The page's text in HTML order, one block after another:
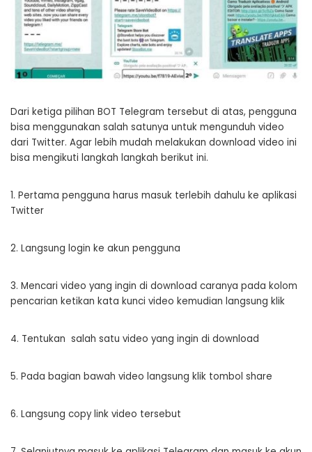
Dari ketiga pilihan BOT Telegram tersebut di atas, pengguna
bisa menggunakan salah satunya untuk mengunduh video
dari Twitter. Agar lebih mudah melakukan download video ini
bisa mengikuti langkah langkah berikut ini.
1. Pertama pengguna harus masuk terlebih dahulu ke aplikasi
Twitter
2. Langsung login ke akun pengguna
3. Mencari video yang ingin di download caranya pada kolom
pencarian ketikan kata kunci video kemudian langsung klik
4. Tentukan salah satu video yang ingin di download
5. Pada bagian bawah video langsung klik tombol share
6. Langsung copy link video tersebut